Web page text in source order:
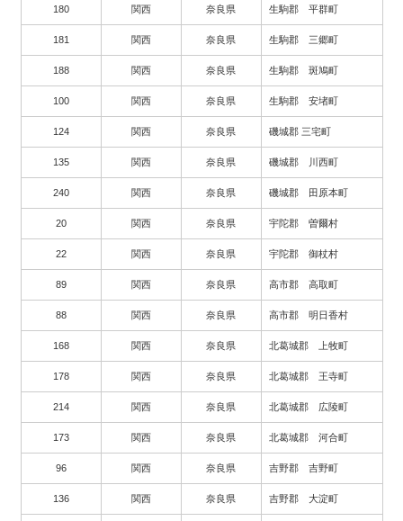
180 関西 奈良県 生駒郡 平群町
181 関西 奈良県 生駒郡 三郷町
188 関西 奈良県 生駒郡 斑鳩町
100 関西 奈良県 生駒郡 安堵町
124 関西 奈良県 磯城郡 三宅町
135 関西 奈良県 磯城郡 川西町
240 関西 奈良県 磯城郡 田原本町
20 関西 奈良県 宇陀郡 曽爾村
22 関西 奈良県 宇陀郡 御杖村
89 関西 奈良県 高市郡 高取町
88 関西 奈良県 高市郡 明日香村
168 関西 奈良県 北葛城郡 上牧町
178 関西 奈良県 北葛城郡 王寺町
214 関西 奈良県 北葛城郡 広陵町
173 関西 奈良県 北葛城郡 河合町
96 関西 奈良県 吉野郡 吉野町
136 関西 奈良県 吉野郡 大淀町